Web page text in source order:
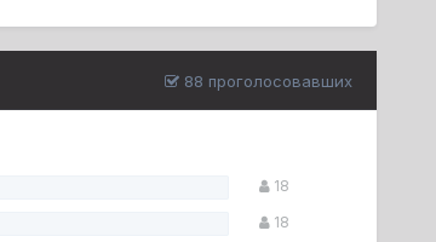
88 проголосовавших
18
18